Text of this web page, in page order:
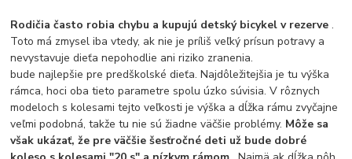
Rodičia často robia chybu a kupujú detský bicykel v rezerve.
Toto má zmysel iba vtedy, ak nie je príliš veľký prísun potravy a
nevystavuje dieťa nepohodlie ani riziko zranenia.
bude najlepšie pre predškolské dieťa. Najdôležitejšia je tu výška
rámca, hoci oba tieto parametre spolu úzko súvisia. V rôznych
modeloch s kolesami tejto veľkosti je výška a dĺžka rámu zvyčajne
veľmi podobná, takže tu nie sú žiadne väčšie problémy. Môže sa
však ukázať, že pre väčšie šesťročné deti už bude dobré